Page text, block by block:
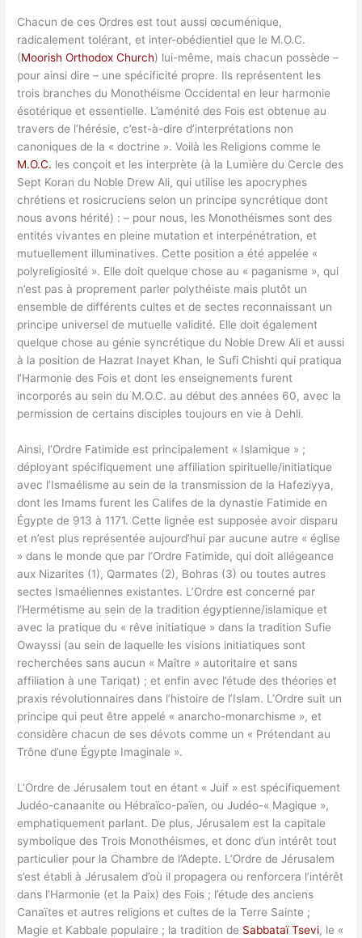
Chacun de ces Ordres est tout aussi œcuménique,
radicalement tolérant, et inter-obédientiel que le M.O.C.
(Moorish Orthodox Church) lui-même, mais chacun possède –
pour ainsi dire – une spécificité propre. Ils représentent les
trois branches du Monothéisme Occidental en leur harmonie
ésotérique et essentielle. L’aménité des Fois est obtenue au
travers de l’hérésie, c’est-à-dire d’interprétations non
canoniques de la « doctrine ». Voilà les Religions comme le
M.O.C. les conçoit et les interprète (à la Lumière du Cercle des
Sept Koran du Noble Drew Ali, qui utilise les apocryphes
chrétiens et rosicruciens selon un principe syncrétique dont
nous avons hérité) : – pour nous, les Monothéismes sont des
entités vivantes en pleine mutation et interpénétration, et
mutuellement illuminatives. Cette position a été appelée «
polyreligiosité ». Elle doit quelque chose au « paganisme », qui
n’est pas à proprement parler polythéiste mais plutôt un
ensemble de différents cultes et de sectes reconnaissant un
principe universel de mutuelle validité. Elle doit également
quelque chose au génie syncrétique du Noble Drew Ali et aussi
à la position de Hazrat Inayet Khan, le Sufi Chishti qui pratiqua
l’Harmonie des Fois et dont les enseignements furent
incorporés au sein du M.O.C. au début des années 60, avec la
permission de certains disciples toujours en vie à Dehli.
Ainsi, l’Ordre Fatimide est principalement « Islamique » ;
déployant spécifiquement une affiliation spirituelle/initiatique
avec l’Ismaélisme au sein de la transmission de la Hafeziyya,
dont les Imams furent les Califes de la dynastie Fatimide en
Égypte de 913 à 1171. Cette lignée est supposée avoir disparu
et n’est plus représentée aujourd’hui par aucune autre « église
» dans le monde que par l’Ordre Fatimide, qui doit allégeance
aux Nizarites (1), Qarmates (2), Bohras (3) ou toutes autres
sectes Ismaéliennes existantes. L’Ordre est concerné par
l’Hermétisme au sein de la tradition égyptienne/islamique et
avec la pratique du « rêve initiatique » dans la tradition Sufie
Owayssi (au sein de laquelle les visions initiatiques sont
recherchées sans aucun « Maître » autoritaire et sans
affiliation à une Tariqat) ; et enfin avec l’étude des théories et
praxis révolutionnaires dans l’histoire de l’Islam. L’Ordre suit un
principe qui peut être appelé « anarcho-monarchisme », et
considère chacun de ses dévots comme un « Prétendant au
Trône d’une Égypte Imaginale ».
L’Ordre de Jérusalem tout en étant « Juif » est spécifiquement
Judéo-canaanite ou Hébraïco-païen, ou Judéo-« Magique »,
emphatiquement parlant. De plus, Jérusalem est la capitale
symbolique des Trois Monothéismes, et donc d’un intérêt tout
particulier pour la Chambre de l’Adepte. L’Ordre de Jérusalem
s’est établi à Jérusalem d’où il propagera ou renforcera l’intérêt
dans l’Harmonie (et la Paix) des Fois ; l’étude des anciens
Canaïtes et autres religions et cultes de la Terre Sainte ;
Magie et Kabbale populaire ; la tradition de Sabbataï Tsevi, le «